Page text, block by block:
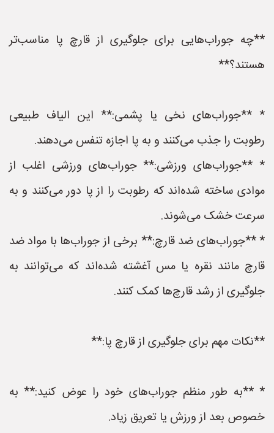
**چه جوراب‌هایی برای جلوگیری از قارچ پا مناسب‌تر
هستند؟**
* **جوراب‌های نخی یا پشمی:** این الیاف طبیعی
رطوبت را جذب می‌کنند و به پا اجازه تنفس می‌دهند.
* **جوراب‌های ورزشی:** جوراب‌های ورزشی اغلب از
موادی ساخته شده‌اند که رطوبت را از پا دور می‌کنند و به
سرعت خشک می‌شوند.
* **جوراب‌های ضد قارچ:** برخی از جوراب‌ها با مواد ضد
قارچ مانند نقره یا مس آغشته شده‌اند که می‌توانند به
جلوگیری از رشد قارچ‌ها کمک کنند.
**نکات مهم برای جلوگیری از قارچ پا:**
* **به طور منظم جوراب‌های خود را عوض کنید:** به
خصوص بعد از ورزش یا تعریق زیاد.